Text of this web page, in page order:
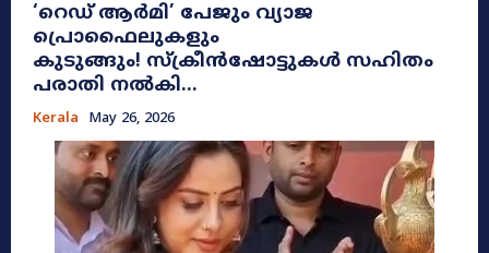
​‘റെഡ് ആർമി’ പേജും വ്യാജ
പ്രൊഫൈലുകളും
കുടുങ്ങും! സ്ക്രീൻഷോട്ടുകൾ സഹിതം
പരാതി നൽകി...
Kerala May 26, 2026